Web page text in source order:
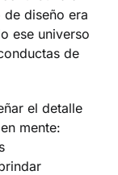
diseño era
ese universo
de
el detalle
mente: